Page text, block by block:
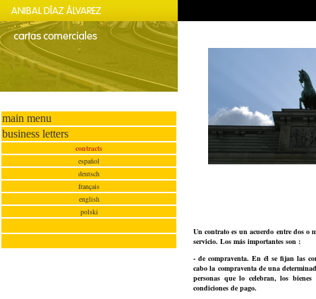
Un contrato es un acuerdo entre dos o
servicio. Los más importantes son :
- de compraventa. En él se fijan las
cabo la compraventa de una
personas que lo celebran, los
condiciones de pago.
main menu
business letters
contracts
español
deutsch
français
english
polski